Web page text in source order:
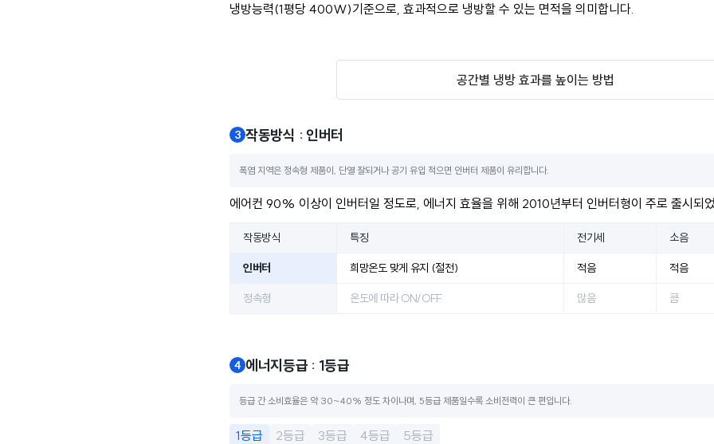
냉방능력(1평당 400W)기준으로, 효과적으로 냉방할 수 있는 면적을 의미합니다.
공간별 냉방 효과를 높이는 방법
작동방식 : 인버터
폭염 지역은 정속형 제품이, 단열 잘되거나 공기 유입 적으면 인버터 제품이 유리합니다.
에어컨 90% 이상이 인버터일 정도로, 에너지 효율을 위해 2010년부터 인버터형이 주로 출시되
작동방식 특징 전기세 소음
인버터 희망온도 맞게 유지 (절전) 적음 적음
정속형 온도에 따라 ON/OFF 많음 큼
에너지등급 : 1등급
등급 간 소비효율은 약 30~40% 정도 차이나며, 5등급 제품일수록 소비전력이 큰 편입니다.
1등급 2등급 3등급 4등급 5등급